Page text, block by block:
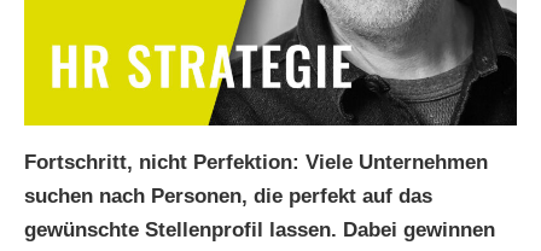
Fortschritt, nicht Perfektion: Viele Unternehmen
suchen nach Personen, die perfekt auf das
gewünschte Stellenprofil lassen. Dabei gewinnen